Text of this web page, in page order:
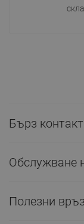
Бърз контакт
Обслужване
Полезни